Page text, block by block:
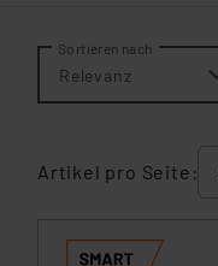
Sortieren nach
Relevanz
Artikel pro Seite: